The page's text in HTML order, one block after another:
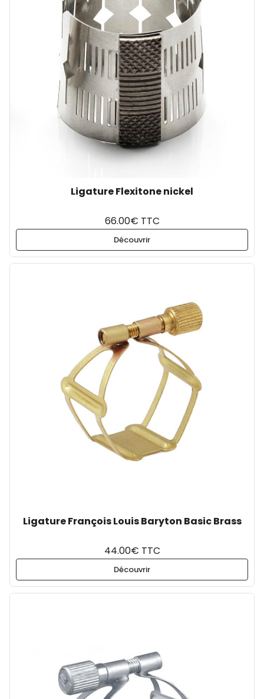
Ligature Flexitone nickel
66.00€ TTC
Découvrir
Ligature François Louis Baryton Basic Brass
44.00€ TTC
Découvrir